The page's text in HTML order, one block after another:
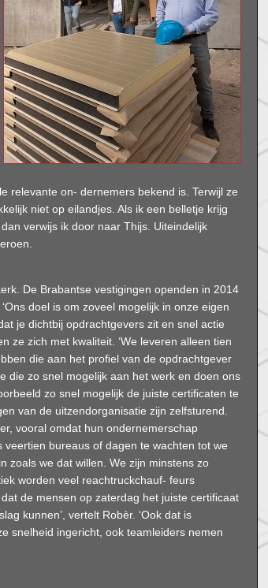
relevante on- dernemers bekend is. Terwijl ze
niet op eilandjes. Als ik een belletje krijg
verwijs ik door naar Thijs. Uiteindelijk
De Brabantse vestigingen openden in 2014
doel is om zoveel mogelijk in onze eigen
je dichtbij opdrachtgevers zit en snel actie
ze zich met kwaliteit. ‘We leveren alleen tien
die aan het proﬁel van de opdrachtgever
die zo snel mogelijk aan het werk en doen ons
zo snel mogelijk de juiste certiﬁcaten te
van de uitzendorganisatie zijn zelfsturend.
vooral omdat hun ondernemerschap
veertien bureaus of dagen te wachten tot we
zoals we dat willen. We zijn minstens zo
worden veel reachtruckchauf- feurs
de mensen op zaterdag het juiste certiﬁcaat
kunnen’, vertelt Robèr. ‘Ook dat is
snelheid ingericht, ook teamleiders nemen